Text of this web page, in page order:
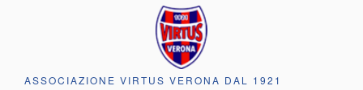
ASSOCIAZIONE VIRTUS VERONA DAL 1921